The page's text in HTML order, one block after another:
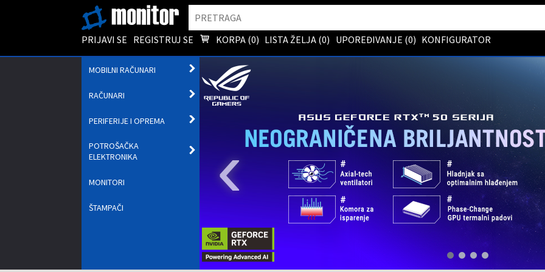
PRIJAVI SE REGISTRUJ SE KORPA (0) LISTA ŽELJA (0) UPOREĐIVANJE (0) KONFIGURATOR
MOBILNI RAČUNARI
PODMENI
RAČUNARI
OTVORI
PODMENI
PERIFERIJE I OPREMA
POTROŠAČKA
ELEKTRONIKA
MONITORI
ŠTAMPAČI ‹